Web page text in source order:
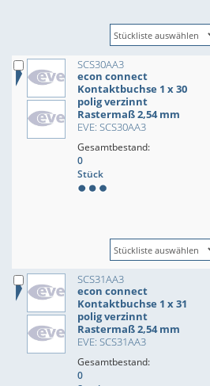
SCS30AA3
econ connect
Kontaktbuchse 1 x 30
polig verzinnt
Rastermaß 2,54 mm
EVE: SCS30AA3
Gesamtbestand:
0
Stück
SCS31AA3
econ connect
Kontaktbuchse 1 x 31
polig verzinnt
Rastermaß 2,54 mm
EVE: SCS31AA3
Gesamtbestand:
0